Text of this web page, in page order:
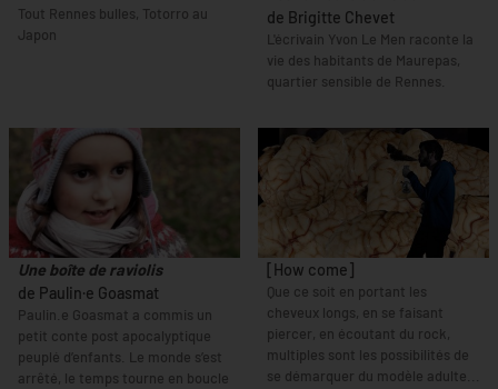
Tout Rennes bulles, Totorro au
Japon
de Brigitte Chevet
L'écrivain Yvon Le Men raconte la
vie des habitants de Maurepas,
quartier sensible de Rennes.
Une boîte de raviolis
de Paulin·e Goasmat
Paulin.e Goasmat a commis un
petit conte post apocalyptique
peuplé d’enfants. Le monde s’est
arrêté, le temps tourne en boucle
[How come]
Que ce soit en portant les
cheveux longs, en se faisant
piercer, en écoutant du rock,
multiples sont les possibilités de
se démarquer du modèle adulte...